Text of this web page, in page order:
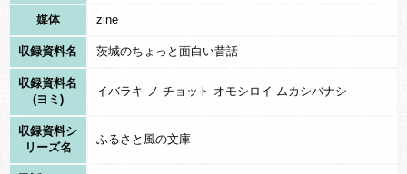
媒体 zine
収録資料名 茨城のちょっと面白い昔話
収録資料名
(ヨミ)
イバラキ ノ チョット オモシロイ ムカシバナシ
収録資料シ
リーズ名
ふるさと風の文庫